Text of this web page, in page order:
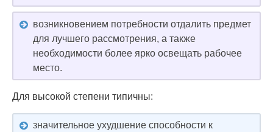
возникновением потребности отдалить предмет
для лучшего рассмотрения, а также
необходимости более ярко освещать рабочее
место.
Для высокой степени типичны:
значительное ухудшение способности к